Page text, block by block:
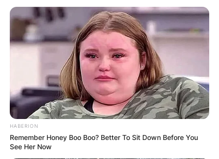
Хуманитарен повик: Да ја
HABERION
Remember Honey Boo Boo? Better To Sit Down Before You
See Her Now